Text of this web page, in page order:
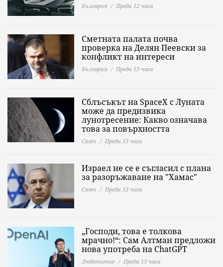
България Преди 12 часа
Сметната палата почва
проверка на Делян Пеевски за
конфликт на интереси
България Преди 13 часа
Сблъсъкът на SpaceX с Луната
може да предизвика
лунотресение: Какво означава
това за повърхността
Свят Преди 13 часа
Израел не се е съгласил с плана
за разоръжаване на "Хамас"
Свят Преди 13 часа
„Господи, това е толкова
мрачно!“: Сам Алтман предложи
нова употреба на ChatGPT
Любопитно Преди 13 часа